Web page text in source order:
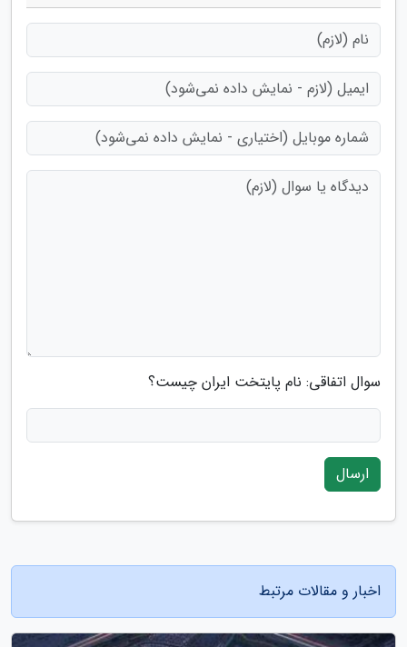
سوال اتفاقی: نام پایتخت ایران چیست؟
ارسال
اخبار و مقالات مرتبط